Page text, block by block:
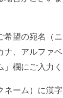
望の宛名（
ナ、アルファ
」欄にご入力く
ーム）に漢